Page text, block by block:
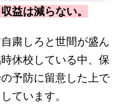
益は減らない。
粛しろと世間が盛ん
休校している中、保
予防に留意した上で
ています。